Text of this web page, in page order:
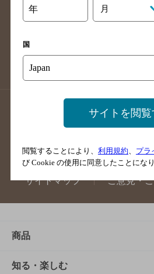
長崎県のバー検索
佐
店舗登録方法のご案内
店舗
掲載店舗様ロ
サイトマップ ご意見・
商品
商品TOP
知る・楽しむ
年 月
国
サイトを閲覧
閲覧することにより、 利用規約 プラ
び Cookie の使用に同意したことになり